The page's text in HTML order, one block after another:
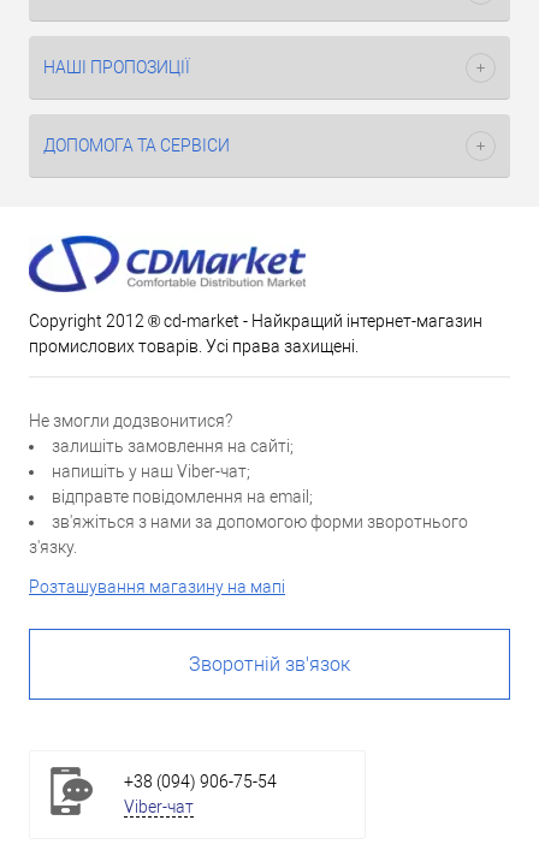
НАШІ ПРОПОЗИЦІЇ
ДОПОМОГА ТА СЕРВІСИ
Copyright 2012 ® cd-market - Найкращий інтернет-магазин
промислових товарів. Усі права захищені.
Не змогли додзвонитися?
залишіть замовлення на сайті;
напишіть у наш Viber-чат;
відправте повідомлення на email;
зв'яжіться з нами за допомогою форми зворотнього
з'язку.
Розташування магазину на мапі
Зворотній зв'язок
+38 (094) 906-75-54
Viber-чат